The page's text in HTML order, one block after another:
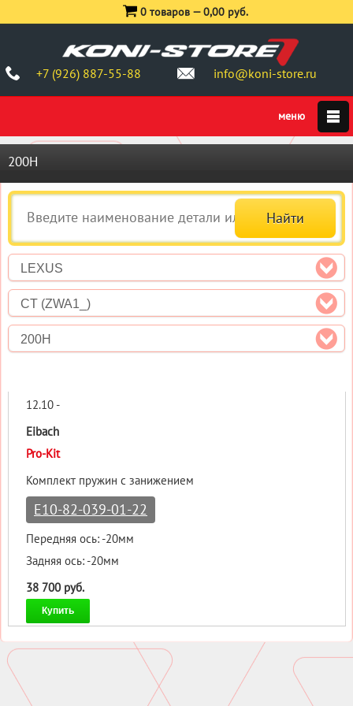
+7 (926) 887-55-88 info@koni-store.ru
0 товаров —0,00 руб.
200H
LEXUS
CT (ZWA1_)
200H
12.10 -
Eibach
Pro-Kit
Комплект пружин с занижением
E10-82-039-01-22
Передняя ось: -20мм
Задняя ось: -20мм
38 700 руб.
Купить